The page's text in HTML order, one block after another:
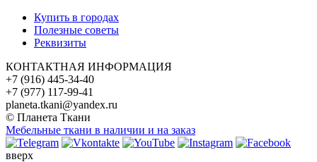
Купить в городах
Полезные советы
Реквизиты
КОНТАКТНАЯ ИНФОРМАЦИЯ
+7 (916) 445-34-40
+7 (977) 117-99-41
planeta.tkani@yandex.ru
© Планета Ткани
Мебельные ткани в наличии и на заказ
вверх